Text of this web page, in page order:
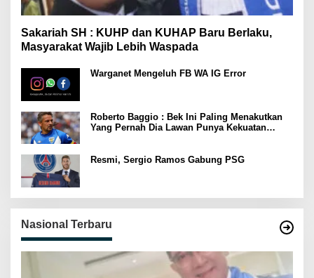
Sakariah SH : KUHP dan KUHAP Baru Berlaku,
Masyarakat Wajib Lebih Waspada
Warganet Mengeluh FB WA IG Error
Roberto Baggio : Bek Ini Paling Menakutkan
Yang Pernah Dia Lawan Punya Kekuatan
Resmi, Sergio Ramos Gabung PSG
Nasional Terbaru